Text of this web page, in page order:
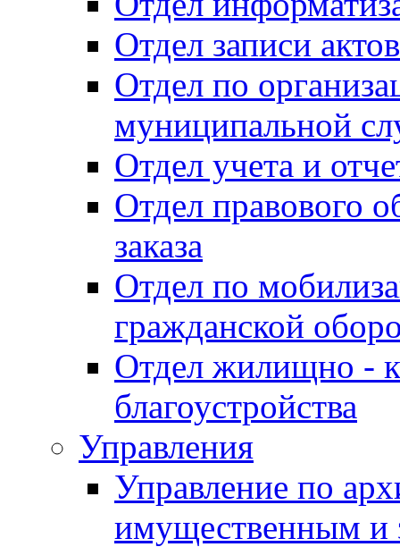
Отдел записи
Отдел по
муниципальной
Отдел учета и
Отдел правового
заказа
Отдел по
гражданской
Отдел жилищно -
благоустройства
Управления
Управление по
имущественным и